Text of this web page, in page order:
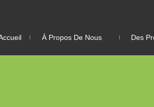
À Propos De Nous Des